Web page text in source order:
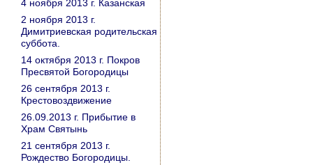
4 ноября 2013 г. Казанская
2 ноября 2013 г.
Димитриевская родительская
суббота.
14 октября 2013 г. Покров
Пресвятой Богородицы
26 сентября 2013 г.
Крестовоздвижение
26.09.2013 г. Прибытие в
Храм Святынь
21 сентября 2013 г.
Рождество Богородицы.